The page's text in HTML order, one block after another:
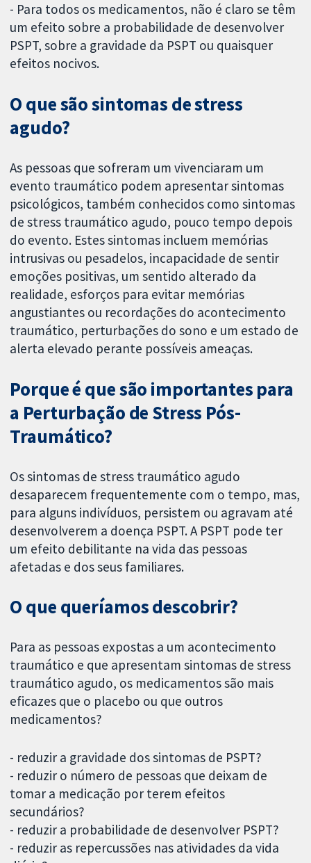
- Para todos os medicamentos, não é claro se têm
um efeito sobre a probabilidade de desenvolver
PSPT, sobre a gravidade da PSPT ou quaisquer
efeitos nocivos.
O que são sintomas de stress
agudo?
As pessoas que sofreram um vivenciaram um
evento traumático podem apresentar sintomas
psicológicos, também conhecidos como sintomas
de stress traumático agudo, pouco tempo depois
do evento. Estes sintomas incluem memórias
intrusivas ou pesadelos, incapacidade de sentir
emoções positivas, um sentido alterado da
realidade, esforços para evitar memórias
angustiantes ou recordações do acontecimento
traumático, perturbações do sono e um estado de
alerta elevado perante possíveis ameaças.
Porque é que são importantes para
a Perturbação de Stress Pós-
Traumático?
Os sintomas de stress traumático agudo
desaparecem frequentemente com o tempo, mas,
para alguns indivíduos, persistem ou agravam até
desenvolverem a doença PSPT. A PSPT pode ter
um efeito debilitante na vida das pessoas
afetadas e dos seus familiares.
O que queríamos descobrir?
Para as pessoas expostas a um acontecimento
traumático e que apresentam sintomas de stress
traumático agudo, os medicamentos são mais
eficazes que o placebo ou que outros
medicamentos?
- reduzir a gravidade dos sintomas de PSPT?
- reduzir o número de pessoas que deixam de
tomar a medicação por terem efeitos
secundários?
- reduzir a probabilidade de desenvolver PSPT?
- reduzir as repercussões nas atividades da vida